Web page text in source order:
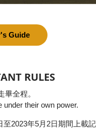
Guide
RULES
畢全程。
their own power.
2023年5月2日期間上載記